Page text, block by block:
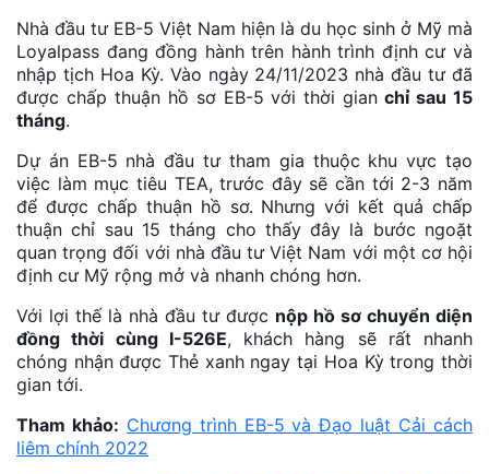
Nhà đầu tư EB-5 Việt Nam hiện là du học sinh ở Mỹ mà
Loyalpass đang đồng hành trên hành trình định cư và
nhập tịch Hoa Kỳ. Vào ngày 24/11/2023 nhà đầu tư đã
được chấp thuận hồ sơ EB-5 với thời gian chỉ sau 15
tháng.
Dự án EB-5 nhà đầu tư tham gia thuộc khu vực tạo
việc làm mục tiêu TEA, trước đây sẽ cần tới 2-3 năm
để được chấp thuận hồ sơ. Nhưng với kết quả chấp
thuận chỉ sau 15 tháng cho thấy đây là bước ngoặt
quan trọng đối với nhà đầu tư Việt Nam với một cơ hội
định cư Mỹ rộng mở và nhanh chóng hơn.
Với lợi thế là nhà đầu tư được nộp hồ sơ chuyển diện
đồng thời cùng I-526E, khách hàng sẽ rất nhanh
chóng nhận được Thẻ xanh ngay tại Hoa Kỳ trong thời
gian tới.
Tham khảo: Chương trình EB-5 và Đạo luật Cải cách
liêm chính 2022